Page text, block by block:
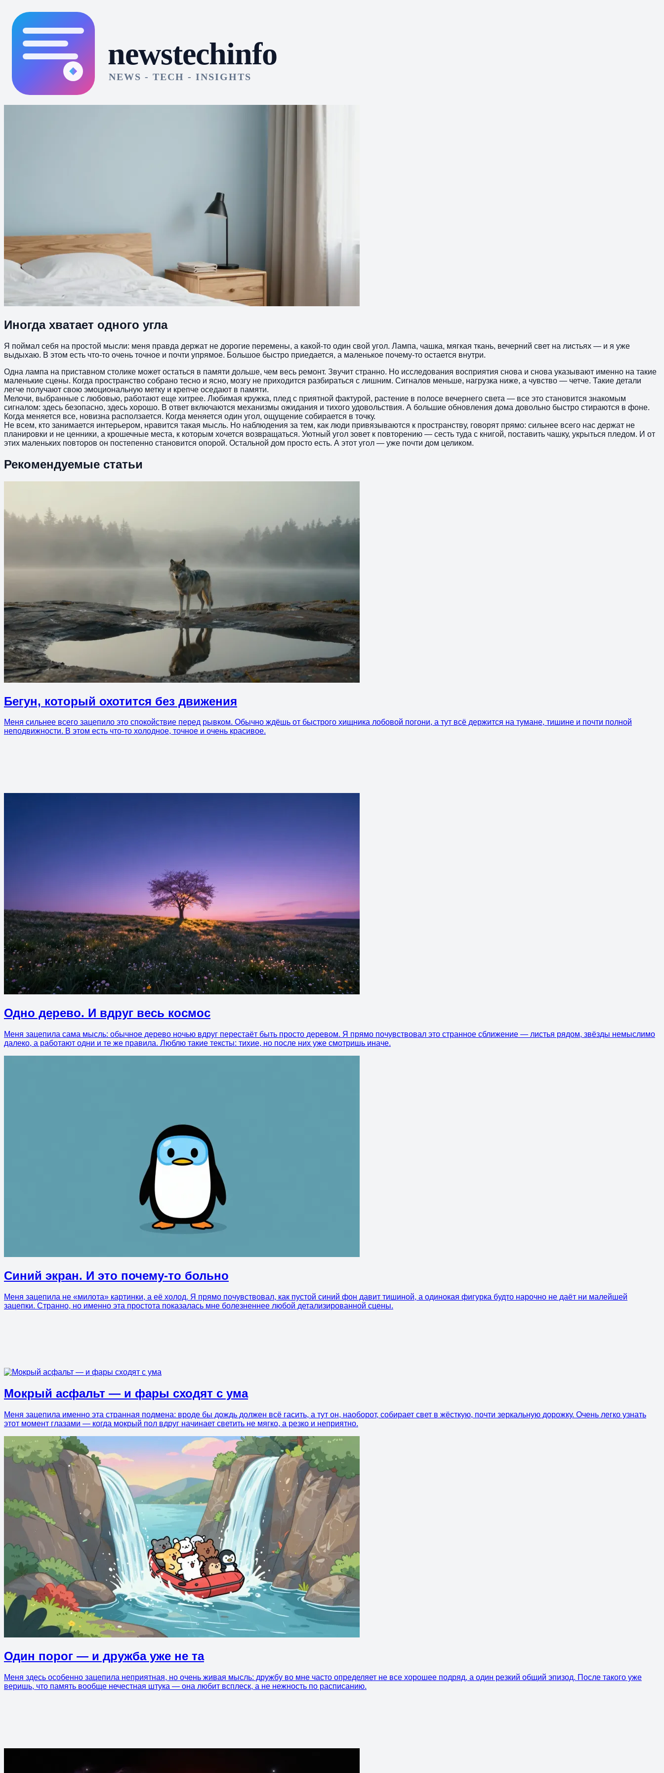
Иногда хватает одного угла
Я поймал себя на простой мысли: меня правда держат не дорогие перемены, а какой-то один свой угол. Лампа, чашка, мягкая ткань, вечерний свет на листьях — и я уже
выдыхаю. В этом есть что-то очень точное и почти упрямое. Большое быстро приедается, а маленькое почему-то остается внутри.
Одна лампа на приставном столике может остаться в памяти дольше, чем весь ремонт. Звучит странно. Но исследования восприятия снова и снова указывают именно на такие
маленькие сцены. Когда пространство собрано тесно и ясно, мозгу не приходится разбираться с лишним. Сигналов меньше, нагрузка ниже, а чувство — четче. Такие детали
легче получают свою эмоциональную метку и крепче оседают в памяти.
Мелочи, выбранные с любовью, работают еще хитрее. Любимая кружка, плед с приятной фактурой, растение в полосе вечернего света — все это становится знакомым
сигналом: здесь безопасно, здесь хорошо. В ответ включаются механизмы ожидания и тихого удовольствия. А большие обновления дома довольно быстро стираются в фоне.
Когда меняется все, новизна расползается. Когда меняется один угол, ощущение собирается в точку.
Не всем, кто занимается интерьером, нравится такая мысль. Но наблюдения за тем, как люди привязываются к пространству, говорят прямо: сильнее всего нас держат не
планировки и не ценники, а крошечные места, к которым хочется возвращаться. Уютный угол зовет к повторению — сесть туда с книгой, поставить чашку, укрыться пледом. И от
этих маленьких повторов он постепенно становится опорой. Остальной дом просто есть. А этот угол — уже почти дом целиком.
Рекомендуемые статьи
Бегун, который охотится без движения
Меня сильнее всего зацепило это спокойствие перед рывком. Обычно ждёшь от быстрого хищника лобовой погони, а тут всё держится на тумане, тишине и почти полной
неподвижности. В этом есть что-то холодное, точное и очень красивое.
Одно дерево. И вдруг весь космос
Меня зацепила сама мысль: обычное дерево ночью вдруг перестаёт быть просто деревом. Я прямо почувствовал это странное сближение — листья рядом, звёзды немыслимо
далеко, а работают одни и те же правила. Люблю такие тексты: тихие, но после них уже смотришь иначе.
Синий экран. И это почему-то больно
Меня зацепила не «милота» картинки, а её холод. Я прямо почувствовал, как пустой синий фон давит тишиной, а одинокая фигурка будто нарочно не даёт ни малейшей
зацепки. Странно, но именно эта простота показалась мне болезненнее любой детализированной сцены.
Мокрый асфальт — и фары сходят с ума
Меня зацепила именно эта странная подмена: вроде бы дождь должен всё гасить, а тут он, наоборот, собирает свет в жёсткую, почти зеркальную дорожку. Очень легко узнать
этот момент глазами — когда мокрый пол вдруг начинает светить не мягко, а резко и неприятно.
Один порог — и дружба уже не та
Меня здесь особенно зацепила неприятная, но очень живая мысль: дружбу во мне часто определяет не все хорошее подряд, а один резкий общий эпизод. После такого уже
веришь, что память вообще нечестная штука — она любит всплеск, а не нежность по расписанию.